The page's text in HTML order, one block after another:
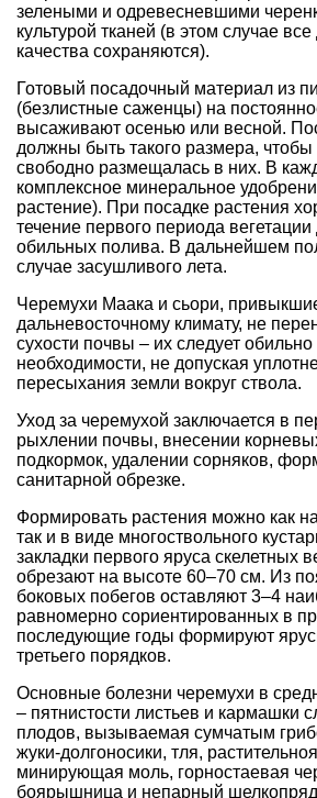
зелеными и одревесневшими
культурой тканей (в этом случае
качества сохраняются).
Готовый посадочный материал из
(безлистные саженцы) на
высаживают осенью или весной.
должны быть такого размера,
свободно размещалась в них. В
комплексное минеральное
растение). При посадке растения
течение первого периода
обильных полива. В дальнейшем
случае засушливого лета.
Черемухи Маака и сьори,
дальневосточному климату, не
сухости почвы – их следует
необходимости, не допуская
пересыхания земли вокруг ствола.
Уход за черемухой заключается в
рыхлении почвы, внесении
подкормок, удалении сорняков,
санитарной обрезке.
Формировать растения можно как
так и в виде многоствольного
закладки первого яруса скелетных
обрезают на высоте 60–70 см. Из
боковых побегов оставляют 3–4
равномерно сориентированных в
последующие годы формируют
третьего порядков.
Основные болезни черемухи в
– пятнистости листьев и кармашки
плодов, вызываемая сумчатым
жуки-долгоносики, тля,
минирующая моль, горностаевая
боярышница и непарный